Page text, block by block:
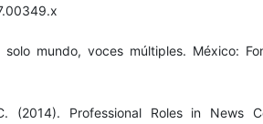
mundo, voces múltiples. México:
(2014). Professional Roles in News